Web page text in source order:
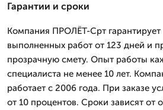
Гарантии и сроки
Компания ПРОЛЁТ-Срт гарантирует
выполненных работ от 123 дней и
прозрачную смету. Опыт работы
специалиста не менее 10 лет.
работает с 2006 года. При заказе
от 10 процентов. Сроки зависят от